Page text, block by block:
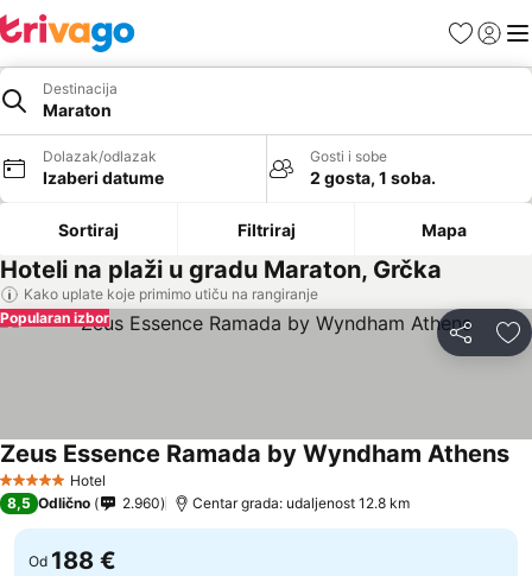
FavoritiPrijavi
Destinacija
Maraton
Dolazak/odlazak
Izaberi datume
Gosti i sobe
2 gosta, 1 soba.
Sortiraj Filtriraj Mapa
Hoteli na plaži u gradu Maraton, Grčka
Kako uplate koje primimo utiču na rangiranje
Deli
Popularan izbor
5 ZvezdiceHotel
Zeus Essence Ramada by Wyndham Athens
8,5 Odlično 2.960 Centar grada: udaljenost 12.8 km
Od 188 €